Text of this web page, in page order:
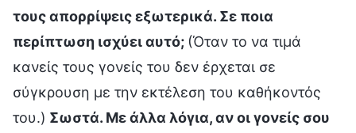
τους απορρίψεις εξωτερικά. Σε ποια
περίπτωση ισχύει αυτό; (Όταν το να τιμά
κανείς τους γονείς του δεν έρχεται σε
σύγκρουση με την εκτέλεση του καθήκοντός
του.) Σωστά. Με άλλα λόγια, αν οι γονείς σου